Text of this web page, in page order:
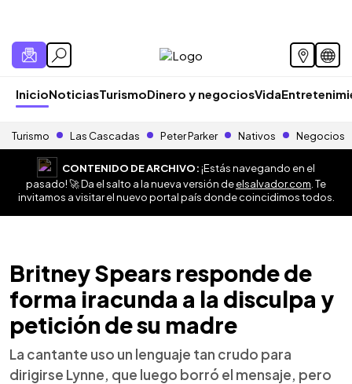
InicioNoticiasTurismoDinero y negociosVida
Turismo Las Cascadas Peter Parker Nativos Negocios
CONTENIDO DE ARCHIVO:¡Estás navegando en el
pasado! 🚀 Da el salto a la nueva versión deelsalvador.com . Te
invitamos a visitar el nuevo portal país donde coincidimos todos.
Britney Spears responde de
forma iracunda a la disculpa y
petición de su madre
La cantante uso un lenguaje tan crudo para
dirigirse Lynne, que luego borró el mensaje, pero